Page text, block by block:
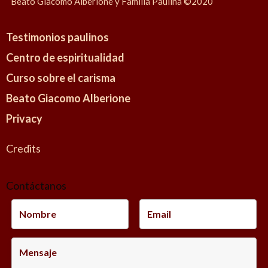
Testimonios paulinos
Centro de espiritualidad
Curso sobre el carisma
Beato Giacomo Alberione
Privacy
Credits
Contáctanos